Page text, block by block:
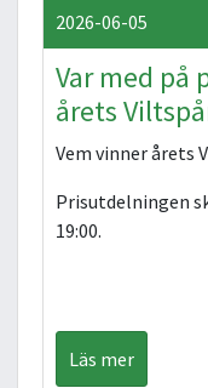
2026-06-05
Var med på
årets
Vem vinner årets
Prisutdelningen
19:00.
Läs mer